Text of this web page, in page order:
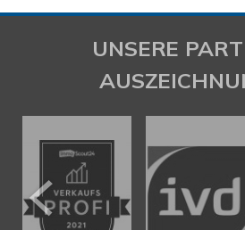
UNSERE